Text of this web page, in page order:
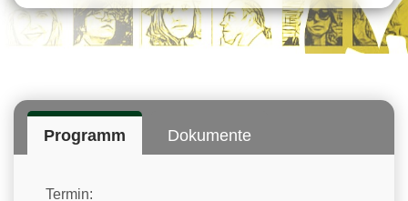
Programm Dokumente
Termin: